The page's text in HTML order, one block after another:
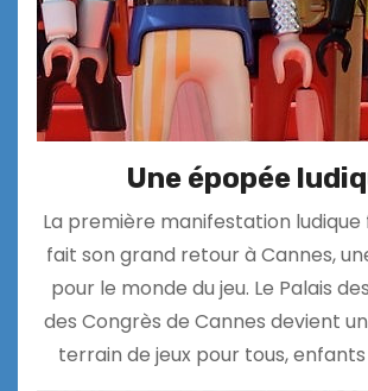
Une épopée
La première manifestation
fait son grand retour à Cannes,
pour le monde du jeu. Le Palais
des Congrès de Cannes devient
terrain de jeux pour tous,